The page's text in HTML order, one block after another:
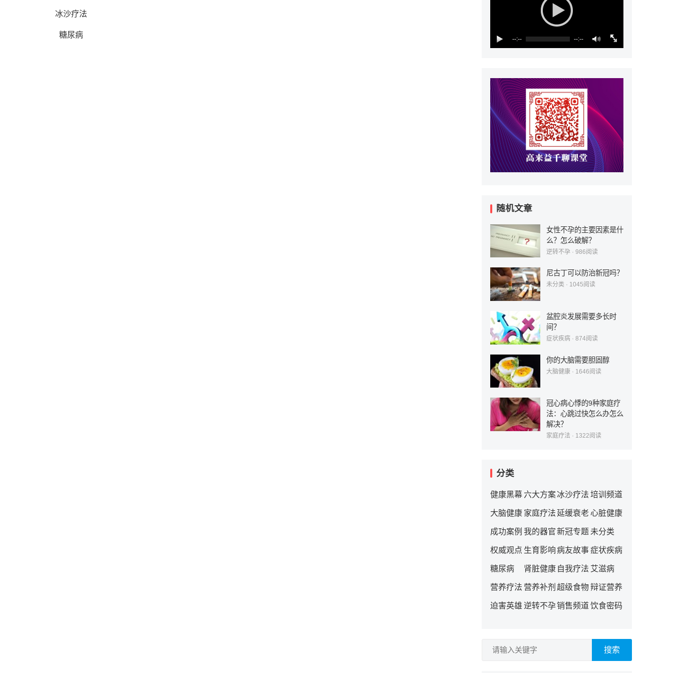
冰沙疗法
糖尿病 --:-- --:--
随机文章
女性不孕的主要因素是什
么？怎么破解？
逆转不孕 · 986阅读
尼古丁可以防治新冠吗？
未分类 · 1045阅读
盆腔炎发展需要多长时
间？
症状疾病 · 874阅读
你的大脑需要胆固醇
大脑健康 · 1646阅读
冠心病心悸的9种家庭疗
法：心跳过快怎么办怎么
解决？
家庭疗法 · 1322阅读
分类
健康黑幕 六大方案冰沙疗法 培训频道
大脑健康 家庭疗法 延缓衰老 心脏健康
成功案例 我的器官新冠专题 未分类
权威观点 生育影响病友故事症状疾病
糖尿病 肾脏健康 自我疗法 艾滋病
营养疗法 营养补剂 超级食物辩证营养
迫害英雄 逆转不孕销售频道饮食密码
搜索